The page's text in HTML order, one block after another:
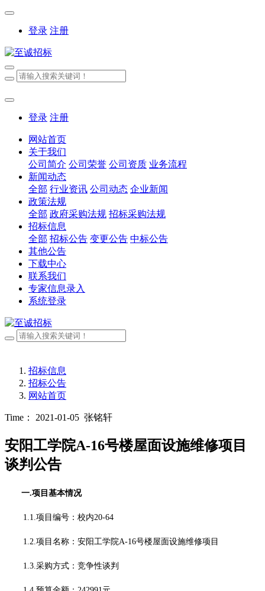
登录 注册
登录 注册
网站首页
关于我们
公司简介 公司荣誉 公司资质 业务流程
新闻动态
全部 行业资讯 公司动态 企业新闻
政策法规
全部 政府采购法规 招标采购法规
招标信息
全部 招标公告 变更公告 中标公告
其他公告
下载中心
联系我们
专家信息录入
系统登录
招标信息
招标公告
网站首页
Time： 2021-01-05 张铭轩
安阳工学院A-16号楼屋面设施维修项目
谈判公告
一.项目基本情况
1.1.项目编号：校内20-64
1.2.项目名称：安阳工学院A-16号楼屋面设施维修项目
1.3.采购方式：竞争性谈判